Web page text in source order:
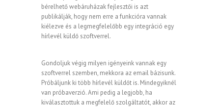
bérelhető webáruházak fejlesztői is azt
publikálják, hogy nem erre a funkcióra vannak
kiélezve és a legmegfelelőbb egy integráció egy
hírlevél küldő szoftverrel.
Gondoljuk végig milyen igényeink vannak egy
szoftverrel szemben, mekkora az email bázisunk.
Próbáljunk ki több hírlevél küldőt is. Mindegyiknél
van próbaverzió. Ami pedig a legjobb, ha
kiválasztottuk a megfelelő szolgáltatót, akkor az